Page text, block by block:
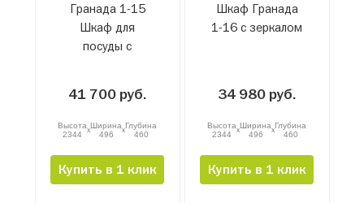
Гранада 1-15
Шкаф для
посуды с
41 700 руб.
Высота
2344
xШирина
496
xГлубина
460
Купить в 1 клик
Шкаф Гранада
1-16 с зеркалом
34 980 руб.
Высота
2344
xШирина
496
xГлубина
460
Купить в 1 клик